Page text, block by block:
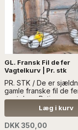
GL. Fransk Fil de fer
Vagtelkurv | Pr. stk
PR. STK / De er
gamle franske fil de
vagtelæg. Patina
forekommer...Læs mål
'mere info' SÆLGES
DEKORATION
Læg i kurv
DKK 350,00